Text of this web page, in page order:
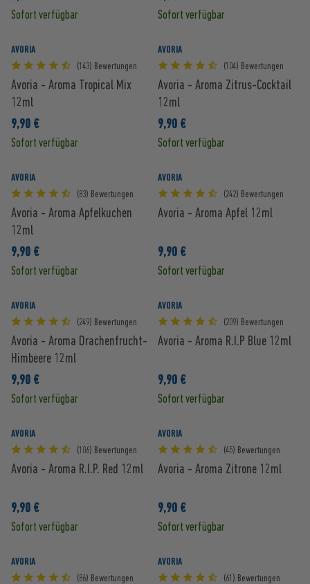
Sofort verfügbar Sofort verfügbar
AVORIA
(143) Bewertungen
Avoria - Aroma Tropical Mix
12ml
9,90 €
Sofort verfügbar
AVORIA
(104) Bewertungen
Avoria - Aroma Zitrus-Cocktail
12ml
9,90 €
Sofort verfügbar
AVORIA
(83) Bewertungen
Avoria - Aroma Apfelkuchen
12ml
9,90 €
Sofort verfügbar
AVORIA
(242) Bewertungen
Avoria - Aroma Apfel 12ml
9,90 €
Sofort verfügbar
AVORIA
(249) Bewertungen
Avoria - Aroma Drachenfrucht-
Himbeere 12ml
9,90 €
Sofort verfügbar
AVORIA
(209) Bewertungen
Avoria - Aroma R.I.P Blue 12ml
9,90 €
Sofort verfügbar
AVORIA
(106) Bewertungen
Avoria - Aroma R.I.P. Red 12ml
9,90 €
Sofort verfügbar
AVORIA
(45) Bewertungen
Avoria - Aroma Zitrone 12ml
9,90 €
Sofort verfügbar
AVORIA
(86) Bewertungen
AVORIA
(61) Bewertungen